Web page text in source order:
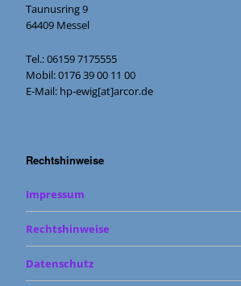
Taunusring 9
64409 Messel
Tel.: 06159 7175555
Mobil: 0176 39 00 11 00
E-Mail: hp-ewig[at]arcor.de
Rechtshinweise
Impressum
Rechtshinweise
Datenschutz